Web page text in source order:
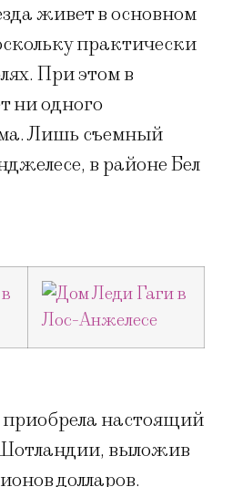
живет в основном
практически
При этом в
ни одного
Лишь съемный
в районе Бел
настоящий
выложив
долларов.